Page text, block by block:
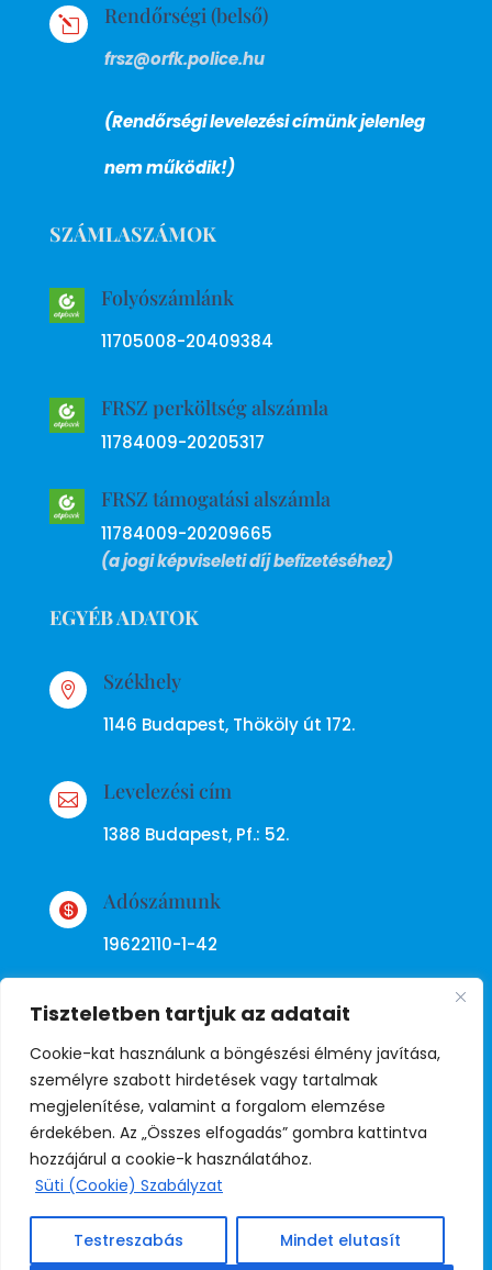
Tiszteletben tartjuk az adatait
Cookie-kat használunk a böngészési élmény javítása,
személyre szabott hirdetések vagy tartalmak
megjelenítése, valamint a forgalom elemzése
érdekében. Az „Összes elfogadás” gombra kattintva
hozzájárul a cookie-k használatához.
Süti (Cookie) Szabályzat
Testreszabás Mindet elutasít
l Rendőrségi (belső)
frsz@orfk.police.hu
(Rendőrségi levelezési címünk jelenleg
nem működik!)
SZÁMLASZÁMOK
Folyószámlánk
11705008-20409384
FRSZ perköltség alszámla
11784009-20205317
FRSZ támogatási alszámla
11784009-20209665
(a jogi képviseleti díj befizetéséhez)
EGYÉB ADATOK
 Székhely
1146 Budapest, Thököly út 172.
 Levelezési cím
1388 Budapest, Pf.: 52.
 Adószámunk
19622110-1-42
Adatkezelési tájékoztató
© Copyright Független Rendőr
Szakszervezet